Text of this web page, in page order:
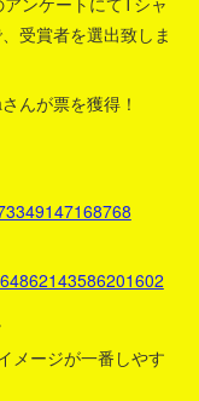
受賞者を選出致しま
んが票を獲得！
メージが一番しやす